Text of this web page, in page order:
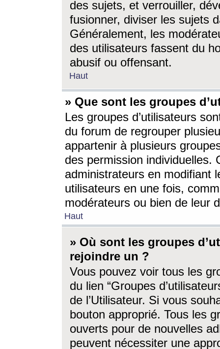
des sujets, et verrouiller,
fusionner, diviser les sujets
Généralement, les
des utilisateurs fassent du
abusif ou offensant.
Haut
» Que sont les groupes
Les groupes d’utilisateurs
du forum de regrouper
appartenir à plusieurs
des permission individuelles.
administrateurs en modifiant
utilisateurs en une fois,
modérateurs ou bien de leur
Haut
» Où sont les groupes
rejoindre un ?
Vous pouvez voir tous les
du lien “Groupes
de l’Utilisateur. Si vous
bouton approprié. Tous les
ouverts pour de nouvelles
peuvent nécessiter une